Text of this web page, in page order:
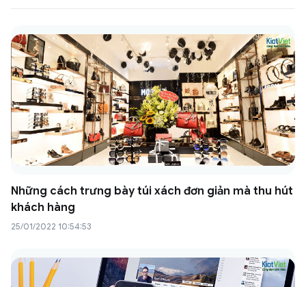
Những cách trưng bày túi xách đơn giản mà thu hút
khách hàng
25/01/2022 10:54:53